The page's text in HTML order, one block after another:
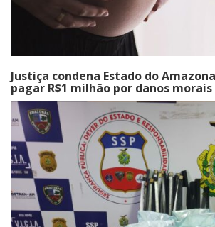
Justiça condena Estado do
pagar R$1 milhão por danos